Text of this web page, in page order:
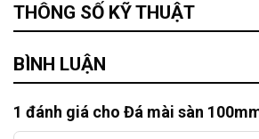
THÔNG SỐ KỸ THUẬT
BÌNH LUẬN
1 đánh giá cho Đá mài sàn